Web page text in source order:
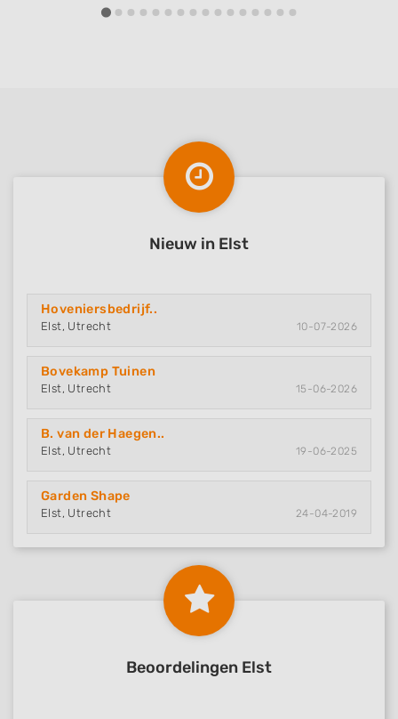
Nieuw in Elst
Hoveniersbedrijf..
Elst, Utrecht 10-07-2026
Bovekamp Tuinen
Elst, Utrecht 15-06-2026
B. van der Haegen..
Elst, Utrecht 19-06-2025
Garden Shape
Elst, Utrecht 24-04-2019
Beoordelingen Elst